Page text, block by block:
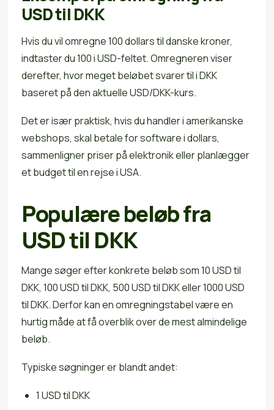
USD til DKK
Hvis du vil omregne 100 dollars til danske kroner,
indtaster du 100 i USD-feltet. Omregneren viser
derefter, hvor meget beløbet svarer til i DKK
baseret på den aktuelle USD/DKK-kurs.
Det er især praktisk, hvis du handler i amerikanske
webshops, skal betale for software i dollars,
sammenligner priser på elektronik eller planlægger
et budget til en rejse i USA.
Populære beløb fra
USD til DKK
Mange søger efter konkrete beløb som 10 USD til
DKK, 100 USD til DKK, 500 USD til DKK eller 1000 USD
til DKK. Derfor kan en omregningstabel være en
hurtig måde at få overblik over de mest almindelige
beløb.
Typiske søgninger er blandt andet:
1 USD til DKK